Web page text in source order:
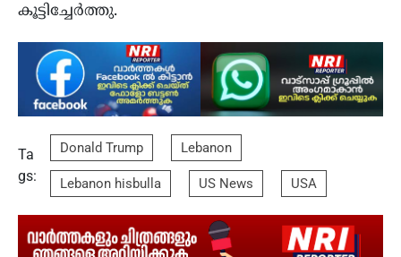
കൂട്ടിച്ചേർത്തു.
Ta
gs:
Donald Trump Lebanon
Lebanon hisbulla US News USA